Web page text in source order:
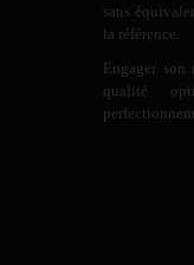
sans
la référence.
Engager
qualité